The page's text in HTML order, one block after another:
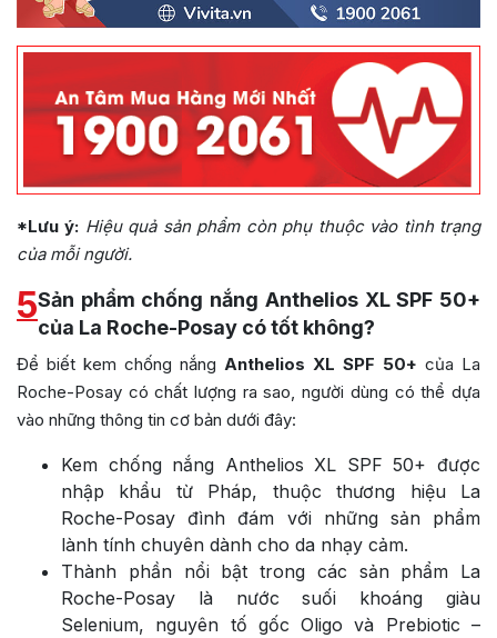
*Lưu ý: Hiệu quả sản phẩm còn phụ thuộc vào tình trạng
của mỗi người.
5Sản phẩm chống nắng Anthelios XL SPF 50+
của La Roche-Posay có tốt không?
Để biết kem chống nắng Anthelios XL SPF 50+ của La
Roche-Posay có chất lượng ra sao, người dùng có thể dựa
vào những thông tin cơ bản dưới đây:
Kem chống nắng Anthelios XL SPF 50+ được
nhập khẩu từ Pháp, thuộc thương hiệu La
Roche-Posay đình đám với những sản phẩm
lành tính chuyên dành cho da nhạy cảm.
Thành phần nổi bật trong các sản phẩm La
Roche-Posay là nước suối khoáng giàu
Selenium, nguyên tố gốc Oligo và Prebiotic –